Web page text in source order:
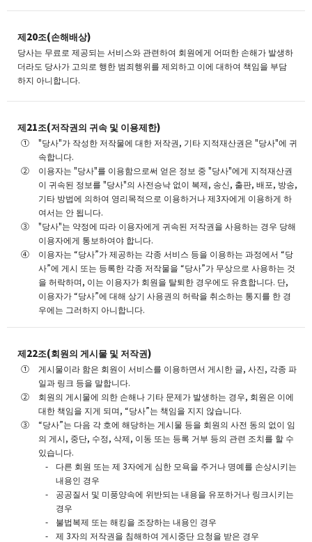
제20조(손해배상)
당사는 무료로 제공되는 서비스와 관련하여 회원에게 어떠한 손해가 발생하
더라도 당사가 고의로 행한 범죄행위를 제외하고 이에 대하여 책임을 부담
하지 아니합니다.
제21조(저작권의 귀속 및 이용제한)
"당사"가 작성한 저작물에 대한 저작권, 기타 지적재산권은 "당사"에 귀
속합니다.
이용자는 "당사"를 이용함으로써 얻은 정보 중 "당사"에게 지적재산권
이 귀속된 정보를 "당사"의 사전승낙 없이 복제, 송신, 출판, 배포, 방송,
기타 방법에 의하여 영리목적으로 이용하거나 제3자에게 이용하게 하
여서는 안 됩니다.
"당사"는 약정에 따라 이용자에게 귀속된 저작권을 사용하는 경우 당해
이용자에게 통보하여야 합니다.
이용자는 “당사”가 제공하는 각종 서비스 등을 이용하는 과정에서 “당
사”에 게시 또는 등록한 각종 저작물을 “당사”가 무상으로 사용하는 것
을 허락하며, 이는 이용자가 회원을 탈퇴한 경우에도 유효합니다. 단,
이용자가 “당사”에 대해 상기 사용권의 허락을 취소하는 통지를 한 경
우에는 그러하지 아니합니다.
제22조(회원의 게시물 및 저작권)
게시물이라 함은 회원이 서비스를 이용하면서 게시한 글, 사진, 각종 파
일과 링크 등을 말합니다.
회원의 게시물에 의한 손해나 기타 문제가 발생하는 경우, 회원은 이에
대한 책임을 지게 되며, “당사”는 책임을 지지 않습니다.
“당사”는 다음 각 호에 해당하는 게시물 등을 회원의 사전 동의 없이 임
의 게시, 중단, 수정, 삭제, 이동 또는 등록 거부 등의 관련 조치를 할 수
있습니다.
다른 회원 또는 제 3자에게 심한 모욕을 주거나 명예를 손상시키는
내용인 경우
공공질서 및 미풍양속에 위반되는 내용을 유포하거나 링크시키는
경우
불법복제 또는 해킹을 조장하는 내용인 경우
제 3자의 저작권을 침해하여 게시중단 요청을 받은 경우